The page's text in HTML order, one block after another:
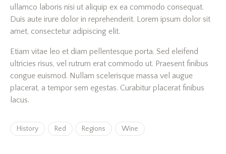
ullamco laboris nisi ut aliquip ex ea commodo consequat.
Duis aute irure dolor in reprehenderit. Lorem ipsum dolor sit
amet, consectetur adipiscing elit.
Etiam vitae leo et diam pellentesque porta. Sed eleifend
ultricies risus, vel rutrum erat commodo ut. Praesent finibus
congue euismod. Nullam scelerisque massa vel augue
placerat, a tempor sem egestas. Curabitur placerat finibus
lacus.
History Red Regions Wine